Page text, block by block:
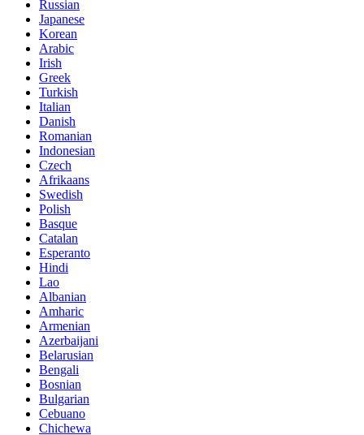
Russian
Japanese
Korean
Arabic
Irish
Greek
Turkish
Italian
Danish
Romanian
Indonesian
Czech
Afrikaans
Swedish
Polish
Basque
Catalan
Esperanto
Hindi
Lao
Albanian
Amharic
Armenian
Azerbaijani
Belarusian
Bengali
Bosnian
Bulgarian
Cebuano
Chichewa